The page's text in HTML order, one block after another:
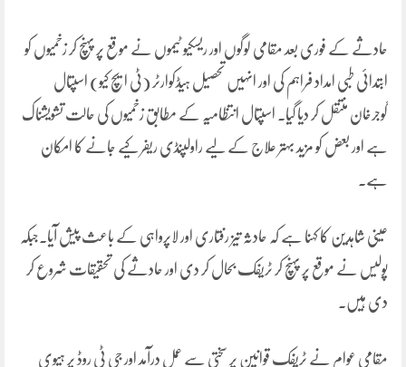
حادثے کے فوری بعد مقامی لوگوں اور ریسکیو ٹیموں نے موقع پر پہنچ کر زخمیوں کو
ابتدائی طبی امداد فراہم کی اور انہیں تحصیل ہیڈکوارٹر (ٹی ایچ کیو) اسپتال
گوجرخان منتقل کر دیا گیا۔ اسپتال انتظامیہ کے مطابق زخمیوں کی حالت تشویشناک
ہے اور بعض کو مزید بہتر علاج کے لیے راولپنڈی ریفر کیے جانے کا امکان
ہے۔
عینی شاہدین کا کہنا ہے کہ حادثہ تیز رفتاری اور لاپرواہی کے باعث پیش آیا۔جبکہ
پولیس نے موقع پر پہنچ کر ٹریفک بحال کر دی اور حادثے کی تحقیقات شروع کر
دی ہیں۔
مقامی عوام نے ٹریفک قوانین پر سختی سے عمل درآمد اور جی ٹی روڈ پر ہیوی